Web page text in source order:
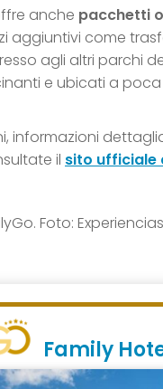
anche pacchetti
aggiuntivi come
agli altri parchi
e ubicati a
informazioni
il sito ufficiale
Foto:
Family